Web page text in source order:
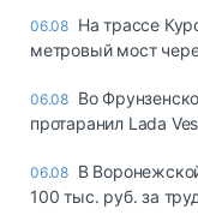
06.08 На трассе
метровый мост
06.08 Во
протаранил Lada
06.08 В
100 тыс. руб. за